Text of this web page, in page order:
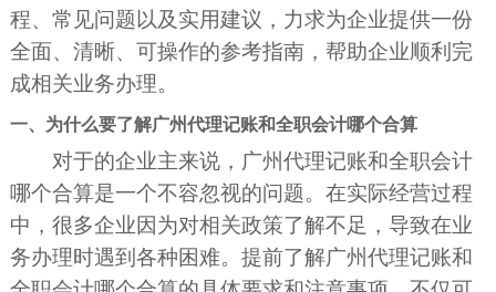
程、常见问题以及实用建议，力求为企业提供一份
全面、清晰、可操作的参考指南，帮助企业顺利完
成相关业务办理。
一、为什么要了解广州代理记账和全职会计哪个合算
对于的企业主来说，广州代理记账和全职会计
哪个合算是一个不容忽视的问题。在实际经营过程
中，很多企业因为对相关政策了解不足，导致在业
务办理时遇到各种困难。提前了解广州代理记账和